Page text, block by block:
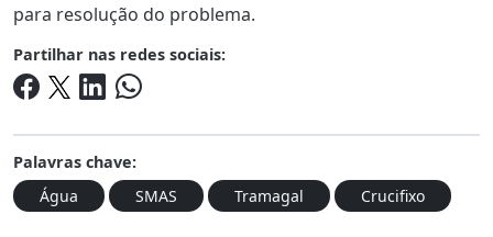
para resolução do problema.
Partilhar nas redes sociais:
Palavras chave:
Água
SMAS Tramagal Crucifixo